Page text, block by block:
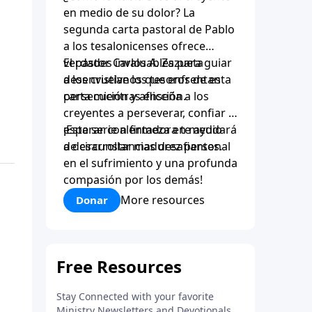
en medio de su dolor? La
segunda carta pastoral de Pablo
a los tesalonicenses ofrece
verdades invaluables para guiar
a los cristianos que enfrentan
persecución y aflicción.
El pastor Carlos A. Zazueta
desenvuelve los tesoros de esta
carta mientras enseña a los
creyentes a perseverar, confiar y
esperar con firmeza en medio
de circunstancias desafiantes.
¡Esta serie alentadora te ayudará
a desarrollar madurez personal
en el sufrimiento y una profunda
compasión por los demás!
Donar More resources